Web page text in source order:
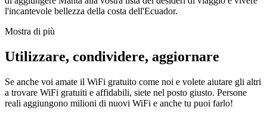
l'incantevole bellezza della costa dell'Ecuador.
Mostra di più
Utilizzare, condividere, aggiornare
Se anche voi amate il WiFi gratuito come noi e volete aiutare gli altri
a trovare WiFi gratuiti e affidabili, siete nel posto giusto. Persone
reali aggiungono milioni di nuovi WiFi e anche tu puoi farlo!